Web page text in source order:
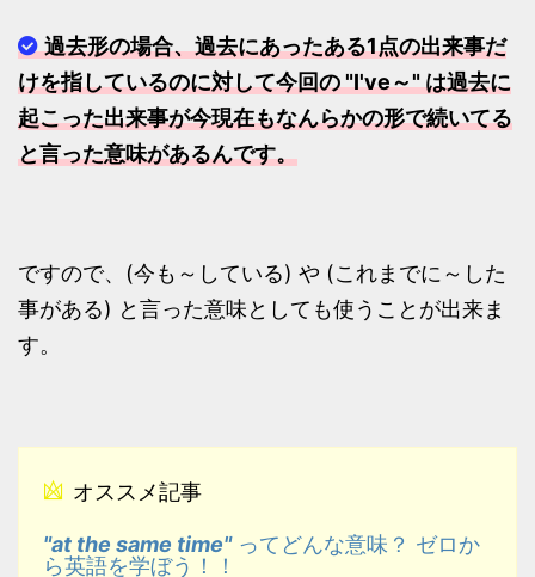
過去形の場合、過去にあったある1点の出来事だ
けを指しているのに対して今回の "I've～" は過去に
起こった出来事が今現在もなんらかの形で続いてる
と言った意味があるんです。
ですので、(今も～している) や (これまでに～した
事がある) と言った意味としても使うことが出来ま
す。
オススメ記事
ら英語を学ぼう！！